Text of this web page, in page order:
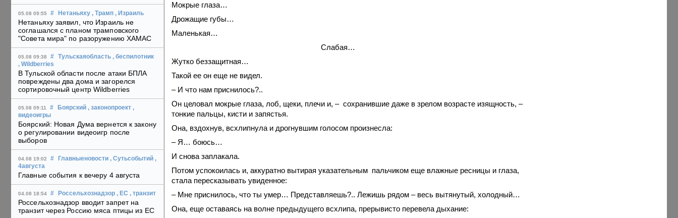
05.08 09:55 # Нетаньяху , Трамп , Израиль
Нетаньяху заявил, что Израиль не
соглашался с планом трамповского
"Совета мира" по разоружению ХАМАС
05.08 09:38 # Тульскаяобласть , беспилотник
, Wildberries
В Тульской области после атаки БПЛА
повреждены два дома и загорелся
сортировочный центр Wildberries
05.08 09:11 # Боярский , законопроект ,
видеоигры
Боярский: Новая Дума вернется к закону
о регулировании видеоигр после
выборов
04.08 19:02 # Главныеновости , Сутьсобытий ,
4августа
Главные события к вечеру 4 августа
04.08 18:54 # Россельхознадзор , ЕС , транзит
Россельхознадзор вводит запрет на
транзит через Россию мяса птицы из ЕС
Мокрые глаза…
Дрожащие губы…
Маленькая…
Слабая…
Жутко беззащитная…
Такой ее он еще не видел.
– И что нам приснилось?..
Он целовал мокрые глаза, лоб, щеки, плечи и, – сохранившие даже в зрелом возрасте изящность, –
тонкие пальцы, кисти и запястья.
Она, вздохнув, всхлипнула и дрогнувшим голосом произнесла:
– Я… боюсь…
И снова заплакала.
Потом успокоилась и, аккуратно вытирая указательным пальчиком еще влажные ресницы и глаза,
стала пересказывать увиденное:
– Мне приснилось, что ты умер… Представляешь?.. Лежишь рядом – весь вытянутый, холодный…
Она, еще оставаясь на волне предыдущего всхлипа, прерывисто перевела дыхание: